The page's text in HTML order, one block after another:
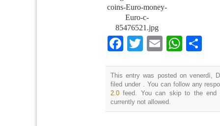
coins-Euro-money-
Euro-c-
85476521.jpg
Facebook
TwitterEmail
This entry was posted on venerdì,
filed under . You can follow any
2.0 feed. You can skip to the end
currently not allowed.